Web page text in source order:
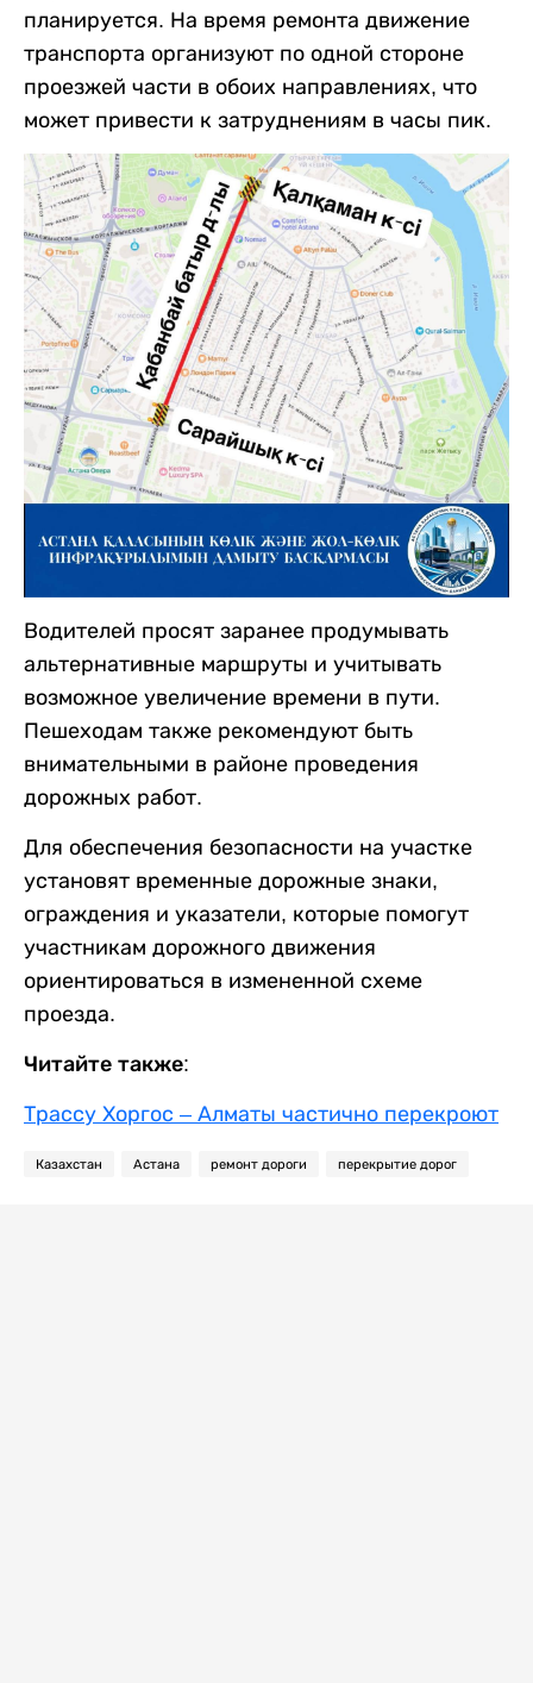
планируется. На время ремонта движение
транспорта организуют по одной стороне
проезжей части в обоих направлениях, что
может привести к затруднениям в часы пик.
Водителей просят заранее продумывать
альтернативные маршруты и учитывать
возможное увеличение времени в пути.
Пешеходам также рекомендуют быть
внимательными в районе проведения
дорожных работ.
Для обеспечения безопасности на участке
установят временные дорожные знаки,
ограждения и указатели, которые помогут
участникам дорожного движения
ориентироваться в измененной схеме
проезда.
Читайте также:
Трассу Хоргос – Алматы частично перекроют
Казахстан Астана ремонт дороги перекрытие дорог